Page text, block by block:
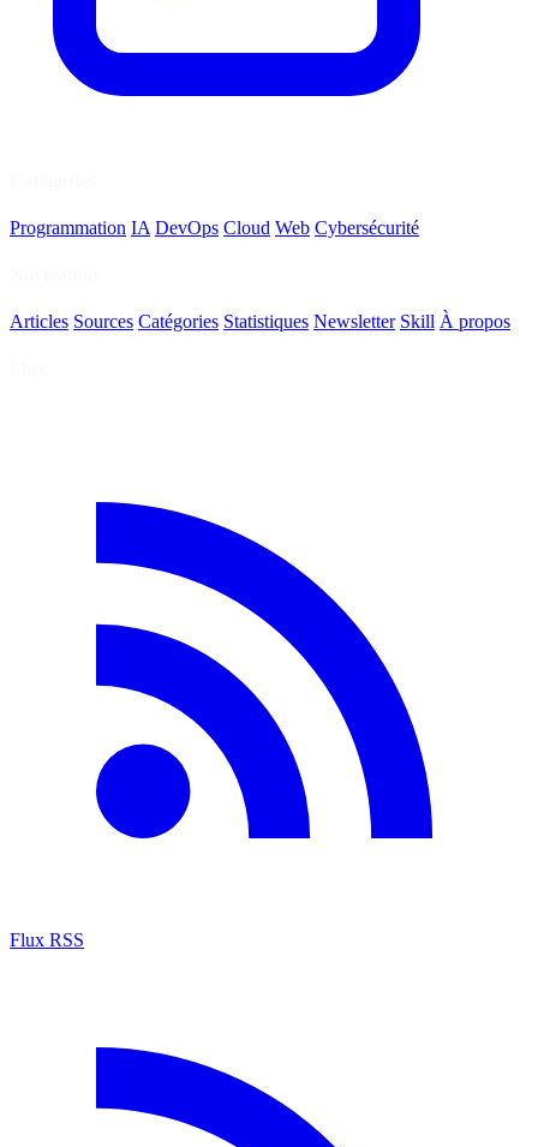
Programmation IA DevOps Cloud Web Cybersécurité
Articles Sources Catégories Statistiques Newsletter Skill À propos
Flux RSS